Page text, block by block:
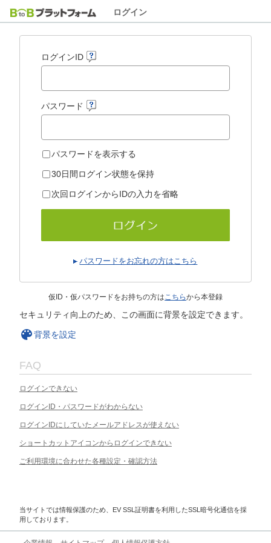
ログイン
ログインID
パスワード
パスワードを表示する
30日間ログイン状態を保持
次回ログインからIDの入力を省略
パスワードをお忘れの方はこちら
仮ID・仮パスワードをお持ちの方はこちらから本登録
セキュリティ向上のため、この画面に背景を設定できます。
背景を設定
FAQ
ログインできない
ログインID・パスワードがわからない
ログインIDにしていたメールアドレスが使えない
ショートカットアイコンからログインできない
ご利用環境に合わせた各種設定・確認方法
当サイトでは情報保護のため、EV SSL証明書を利用したSSL暗号化通信を採
用しております。